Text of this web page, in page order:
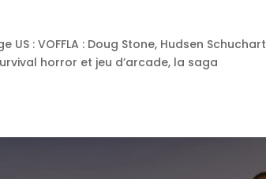
: VOFFLA : Doug Stone, Hudsen Schuchart
horror et jeu d’arcade, la saga